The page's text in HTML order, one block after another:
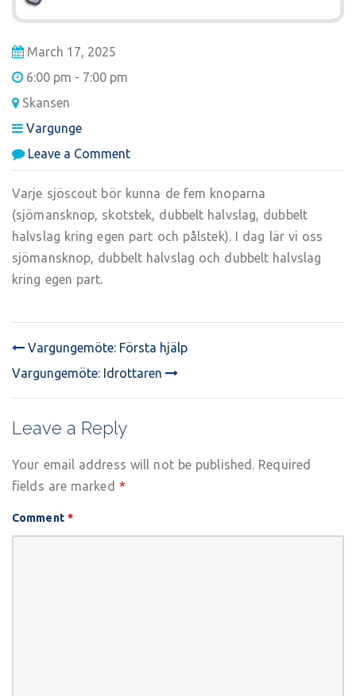
March 17, 2025
6:00 pm - 7:00 pm
Skansen
Vargunge
Leave a Commenton
Vargungemöte:
Knopar
Varje sjöscout bör kunna de fem knoparna
(sjömansknop, skotstek, dubbelt halvslag, dubbelt
halvslag kring egen part och pålstek). I dag lär vi oss
sjömansknop, dubbelt halvslag och dubbelt halvslag
kring egen part.
POST
NAVIGATION
Vargungemöte: Första hjälp
Vargungemöte: Idrottaren
Leave a Reply
Your email address will not be published. Required
fields are marked *
Comment *